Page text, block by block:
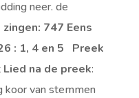
neer. de
zingen: 747 Eens
: 1, 4 en 5
Preek
Lied na de preek:
koor van stemmen